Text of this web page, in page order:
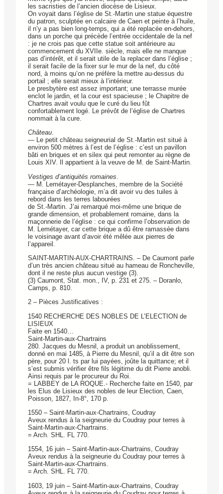
les sacristies de l’ancien diocèse de Lisieux.
On voyait dans l’église de St.-Martin une statue équestre
du patron, sculptée en calcaire de Caen et peinte à l’huile,
il n’y a pas bien long-temps, qui a été replacée en-dehors,
dans un porche qui précède l’entrée occidentale de la nef
: je ne crois pas que cette statue soit antérieure au
commencement du XVIIe. siècle, mais elle ne manque
pas d’intérêt, et il serait utile de la replacer dans l’église ;
il serait facile de la fixer sur le mur de la nef, du côté
nord, à moins qu’on ne préfère la mettre au-dessus du
portail ; elle serait mieux à l’intérieur.
Le presbytère est assez important; une terrasse murée
enclot le jardin, et la cour est spacieuse ; le Chapitre de
Chartres avait voulu que le curé du lieu fût
confortablement logé. Le prévôt de l’église de Chartres
nommait à la cure.
Château.
— Le petit château seigneurial de St.-Martin est situé à
environ 500 mètres à l’est de l’église : c’est un pavillon
bâti en briques et en silex qui peut remonter au règne de
Louis XIV. Il appartient à la veuve de M. de Saint-Martin.
Vestiges d’antiquités romaines
— M. Lemétayer-Desplanches, membre de la Société
française d’archéologie, m’a dit avoir vu des tuiles à
rebord dans les terres labourées
de St.-Martin. J’ai remarqué moi-même une brique de
grande dimension, et probablement romaine, dans la
maçonnerie de l’église : ce qui confirme l’observation de
M. Lemétayer, car cette brique a dû être ramassée dans
le voisinage avant d’avoir été mêlée aux pierres de
l’appareil.
SAINT-MARTIN-AUX-CHARTRAINS. – De Caumont parle
d’un très ancien château situé au hameau de Roncheville,
dont il ne reste plus aucun vestige (3).
(3) Caumont, Stat. mon., IV, p. 231 et 275. – Doranlo,
Camps, p. 810.
2 – Pièces Justificatives :
1540 RECHERCHE DES NOBLES DE L’ELECTION de
LISIEUX
Faite en 1540…
Saint-Martin-aux-Chartrains
280. Jacques du Mesnil, a produit un anoblissement,
donné en mai 1485, à Pierre du Mesnil, qu’il a dit être son
père, pour 20 l. ts par lui payées, joûte la quittance; et il
s’est submis vérifier être fils légitime du dit Pierre anobli.
Ainsi requis par le procureur du Roi.
= LABBEY de LA ROQUE.- Recherche faite en 1540, par
les Elus de Lisieux des nobles de leur Election, Caen,
Poisson, 1827, In-8°, 170 p.
1550 – Saint-Martin-aux-Chartrains, Coudray
Aveux rendus à la seigneurie du Coudray pour terres à
Saint-Martin-aux-Chartrains.
= Arch. SHL. FL 770.
1554, 16 juin – Saint-Martin-aux-Chartrains, Coudray
Aveux rendus à la seigneurie du Coudray pour terres à
Saint-Martin-aux-Chartrains.
= Arch. SHL. FL 770.
1603, 19 juin – Saint-Martin-aux-Chartrains, Coudray